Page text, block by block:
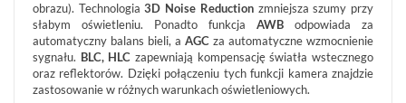
SYSTEMY
PPOŻ
WIDEODOMOFONY
DOMOFONY
obrazu). Technologia3D Noise Reductionzmniejsza szumy przy
słabym oświetleniu. Ponadto funkcja AWB odpowiada za
automatyczny balans bieli, a AGC za automatyczne wzmocnienie
sygnału. BLC, HLCzapewniają kompensację światła wstecznego
oraz reflektorów. Dzięki połączeniu tych funkcji kamera znajdzie
zastosowanie w różnych warunkach oświetleniowych.